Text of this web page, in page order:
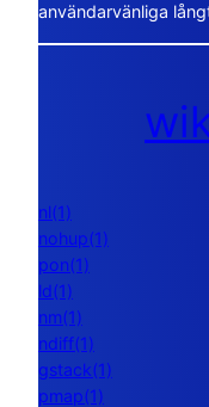
användarvänliga
nl(1)
nohup(1)
pon(1)
ld(1)
nm(1)
ndiff(1)
gstack(1)
pmap(1)